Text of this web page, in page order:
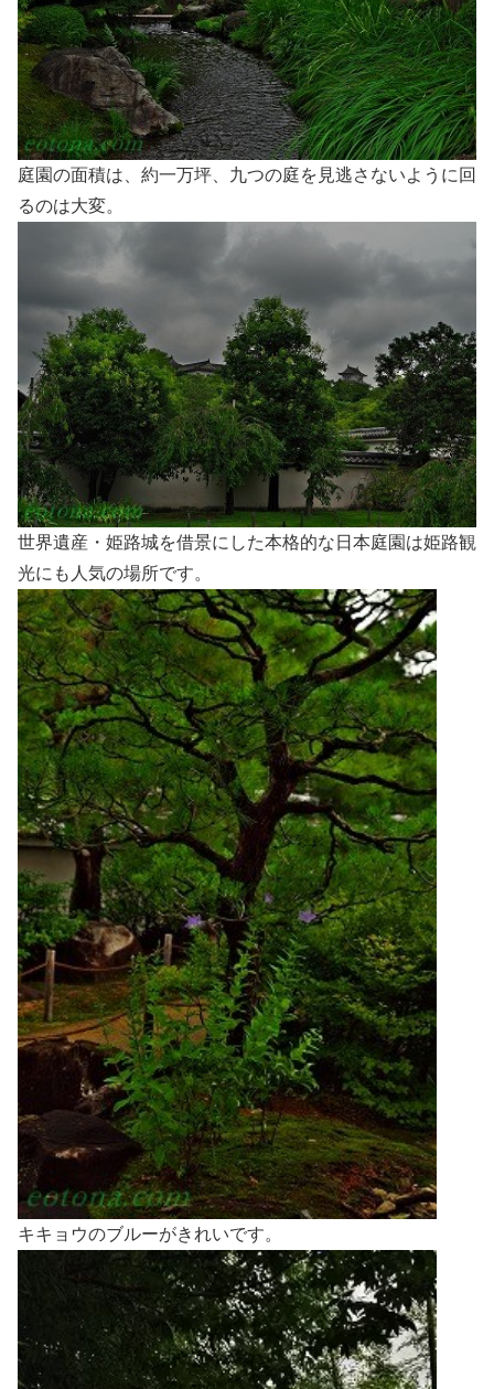
庭園の面積は、約一万坪、九つの庭を見逃さないように回
るのは大変。
世界遺産・姫路城を借景にした本格的な日本庭園は姫路観
光にも人気の場所です。
キキョウのブルーがきれいです。